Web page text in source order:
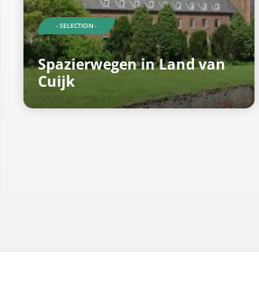
- SELECTION -
Spazierwegen in Land van
Cuijk